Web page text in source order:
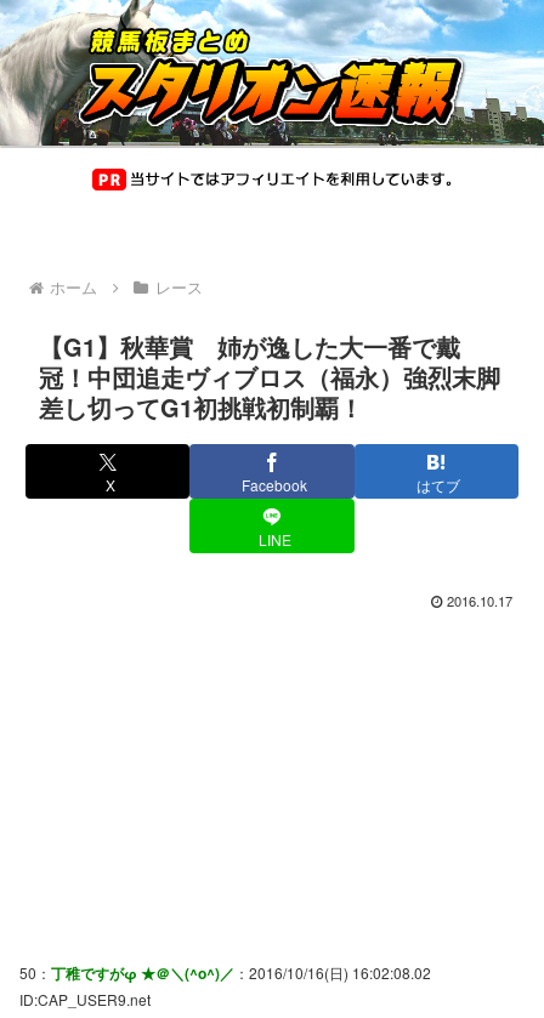
ホーム レース
【G1】秋華賞 姉が逸した大一番で戴
冠！中団追走ヴィブロス（福永）強烈末脚
差し切ってG1初挑戦初制覇！
X Facebook はてブ
LINE
2016.10.17
50： 丁稚ですがφ ★＠＼(^o^)／ ：2016/10/16(日) 16:02:08.02
ID:CAP_USER9.net